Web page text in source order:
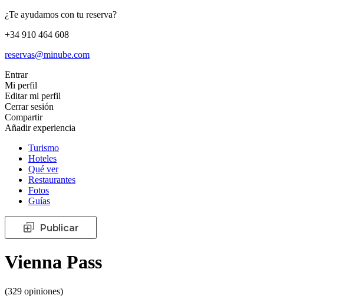
¿Te ayudamos con tu reserva?
+34 910 464 608
reservas@minube.com
Entrar
Mi perfil
Editar mi perfil
Cerrar sesión
Compartir
Añadir experiencia
Turismo
Hoteles
Qué ver
Restaurantes
Fotos
Guías
Publicar
Vienna Pass
(329 opiniones)